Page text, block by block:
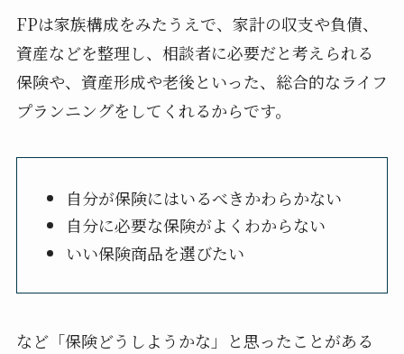
FPは家族構成をみたうえで、家計の収支や負債、
資産などを整理し、相談者に必要だと考えられる
保険や、資産形成や老後といった、総合的なライフ
プランニングをしてくれるからです。
自分が保険にはいるべきかわらかない
自分に必要な保険がよくわからない
いい保険商品を選びたい
など「保険どうしようかな」と思ったことがある